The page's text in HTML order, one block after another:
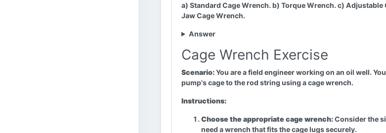
a) Standard Cage Wrench. b) Torque Wrench. c) Adjustable
Jaw Cage Wrench.
Answer
Cage Wrench Exercise
Scenario:You are a field engineer working on an oil well.
pump's cage to the rod string using a cage wrench.
Instructions:
Choose the appropriate cage wrench:Consider the
need a wrench that fits the cage lugs securely.